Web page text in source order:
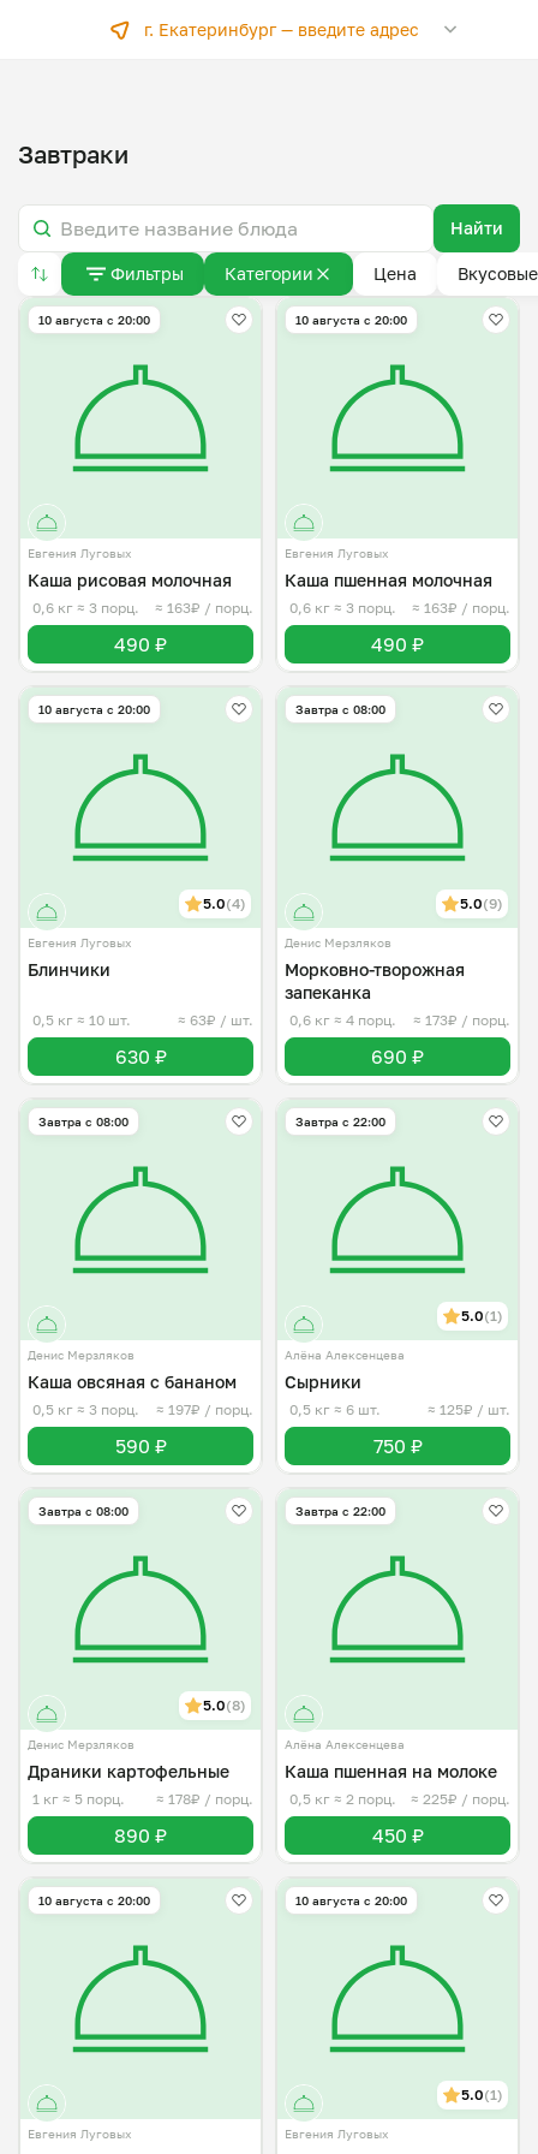
г. Екатеринбург —введите адрес
Завтраки
Найти
Фильтры Категории Цена
10 августа с 20:00
Евгения Луговых
Каша рисовая молочная
0,6 кг ≈ 3 порц. ≈ 163₽ / порц.
490 ₽
10 августа с 20:00
Евгения Луговых
Каша пшенная молочная
0,6 кг ≈ 3 порц. ≈ 163₽ / порц.
490 ₽
10 августа с 20:00
5.0(4)
Евгения Луговых
Блинчики
0,5 кг ≈ 10 шт. ≈ 63₽ / шт.
630 ₽
Завтра c 08:00
5.0(9)
Денис Мерзляков
Морковно-творожная
запеканка
0,6 кг ≈ 4 порц. ≈ 173₽ / порц.
690 ₽
Завтра c 08:00
Денис Мерзляков
Каша овсяная с бананом
0,5 кг ≈ 3 порц. ≈ 197₽ / порц.
590 ₽
Завтра c 22:00
5.0(1)
Алёна Алексенцева
Сырники
0,5 кг ≈ 6 шт. ≈ 125₽ / шт.
750 ₽
Завтра c 08:00
5.0(8)
Денис Мерзляков
Драники картофельные
1 кг ≈ 5 порц. ≈ 178₽ / порц.
890 ₽
Завтра c 22:00
Алёна Алексенцева
Каша пшенная на молоке
0,5 кг ≈ 2 порц. ≈ 225₽ / порц.
450 ₽
10 августа с 20:00
Евгения Луговых
10 августа с 20:00
5.0(1)
Евгения Луговых